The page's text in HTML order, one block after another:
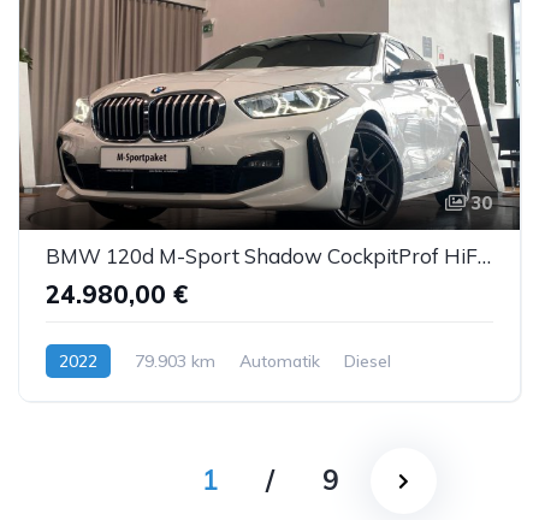
30
BMW 120d M-Sport Shadow CockpitProf HiFi Sitzhzg AHK
24.980,00 €
2022 79.903 km Automatik Diesel
1 / 9